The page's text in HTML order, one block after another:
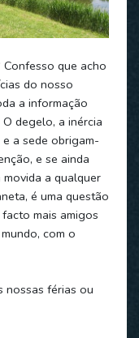
que acho
do nosso
a informação
degelo, a inércia
a sede obrigam-
e se ainda
a qualquer
é uma questão
mais amigos
com o
nossas férias ou